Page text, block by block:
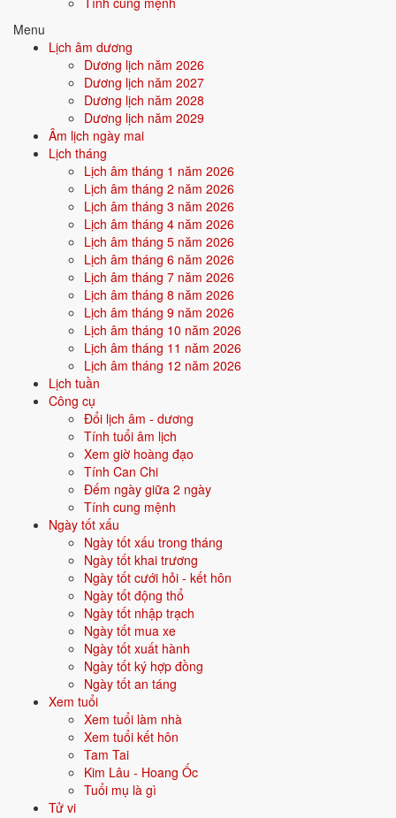
Menu
Lịch âm dương
Dương lịch năm 2026
Dương lịch năm 2027
Dương lịch năm 2028
Dương lịch năm 2029
Âm lịch ngày mai
Lịch tháng
Lịch âm tháng 1 năm 2026
Lịch âm tháng 2 năm 2026
Lịch âm tháng 3 năm 2026
Lịch âm tháng 4 năm 2026
Lịch âm tháng 5 năm 2026
Lịch âm tháng 6 năm 2026
Lịch âm tháng 7 năm 2026
Lịch âm tháng 8 năm 2026
Lịch âm tháng 9 năm 2026
Lịch âm tháng 10 năm 2026
Lịch âm tháng 11 năm 2026
Lịch âm tháng 12 năm 2026
Lịch tuần
Công cụ
Đổi lịch âm - dương
Tính tuổi âm lịch
Xem giờ hoàng đạo
Tính Can Chi
Đếm ngày giữa 2 ngày
Tính cung mệnh
Ngày tốt xấu
Ngày tốt xấu trong tháng
Ngày tốt khai trương
Ngày tốt cưới hỏi - kết hôn
Ngày tốt động thổ
Ngày tốt nhập trạch
Ngày tốt mua xe
Ngày tốt xuất hành
Ngày tốt ký hợp đồng
Ngày tốt an táng
Xem tuổi
Xem tuổi làm nhà
Xem tuổi kết hôn
Tam Tai
Kim Lâu - Hoang Ốc
Tuổi mụ là gì
Tử vi
sinh, tương sinh tương khắc →
Quan hệ Can × Chi (Kim khắc Mộc):
thân chế ngự hoàn cảnh. Tính cách mạnh mẽ, kiểm soát cao, dễ làm
Điểm mạnh:Quyết đoán, có khả năng dẫn dắt, biết cách áp đặt
và đạt mục tiêu.
Điểm cần lưu ý:
cách hòa hợp.
Bối cảnh vận khí khi sinh năm 2011
Người sinh năm2011rơi vào Vận 8 - Bát Bạch Thổ
trong chu kỳ Tam Nguyên Cửu Vận. Mệnh Mộc sinh trong Vận 8 Bát
Bạch Thổ (Thổ) - mộc khắc thổ: bản mệnh phải vượt qua thử thách
của thời đại để khẳng định mình, nhưng nếu vượt được sẽ tạo nên dấu
Tính chất vận:Tích lũy, bất động sản - Vận tích trữ tài sản, bất
động sản, đô thị hoá.
Quan hệ mệnh × vận: Mộc khắc Thổ.
Vận năm 2026 Bính Ngọ cho người sinh năm 2011
(Bính Ngọ), người tuổiMão
thuộc nhómThiếu niên. Quan hệ với Thái Tuế năm xem:
với Thái Tuế.
Năm tương đối ổn định - không có biến động lớn về vận khí.
Năm 2026 người sinh năm 2011 nên tập trung gì?
15 (Thiếu niên), người sinh năm 2011 nên ưu tiên các chủ
Hướng nghiệp tương lai
Chọn ngành học cấp 3
Đặt tên cho người sinh năm 2011 mệnh Mộc
Khi đặt tên cho người sinh năm